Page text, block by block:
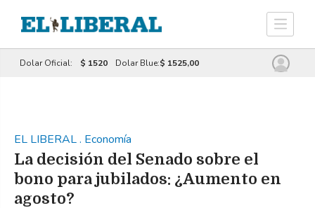
Dolar Oficial: $ 1520 Dolar Blue:$ 1525,00
EL LIBERAL. Economía
La decisión del Senado sobre el
bono para jubilados: ¿Aumento en
agosto?